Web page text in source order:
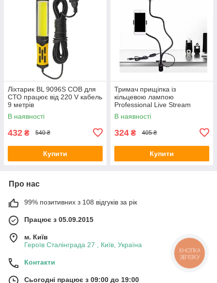
Ліхтарик BL 9096S COB для
СТО працює від 220 V кабель
9 метрів
В наявності
432 ₴ 540 ₴
Купити
Тримач прищіпка із
кільцевою лампою
Professional Live Stream
В наявності
324 ₴ 405 ₴
Купити
Про нас
99% позитивних з 108 відгуків за рік
Працює з 05.09.2015
м. Київ
Героїв Сталінграда 27 , Київ, Україна
Контакти
Сьогодні працює з 09:00 до 19:00
КНОПКА
ЗВ'ЯЗКУ